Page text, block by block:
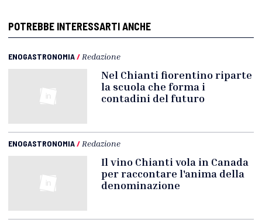
POTREBBE INTERESSARTI ANCHE
ENOGASTRONOMIA/ Redazione
Nel Chianti fiorentino riparte
la scuola che forma i
contadini del futuro
ENOGASTRONOMIA/ Redazione
Il vino Chianti vola in Canada
per raccontare l'anima della
denominazione